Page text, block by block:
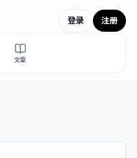
文章
登录 注册